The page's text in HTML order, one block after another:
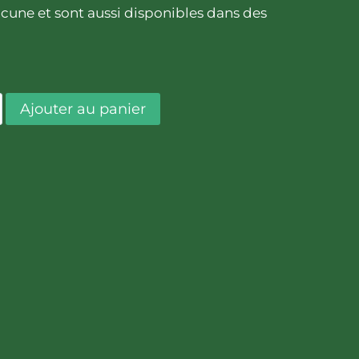
et sont aussi disponibles dans des
européennes il contient une concentration
Ajouter au panier